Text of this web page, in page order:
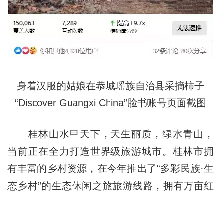
身着汉服的姑娘在恭城瑶族自治县采摘柿子
“Discover Guangxi China”脸书账号页面截图
桂林山水甲天下，天生丽质，绿水青山，
当前正在全力打造世界级旅游城市。桂林市拥
有丰富的乡村资源，在今年推出了“多彩民族·生
态乡村”的生态休闲之旅旅游线路，拥有万亩红